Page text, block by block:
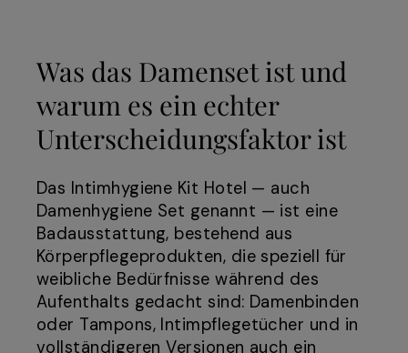
Was das Damenset ist und
warum es ein echter
Unterscheidungsfaktor ist
Das Intimhygiene Kit Hotel — auch
Damenhygiene Set genannt — ist eine
Badausstattung, bestehend aus
Körperpflegeprodukten, die speziell für
weibliche Bedürfnisse während des
Aufenthalts gedacht sind: Damenbinden
oder Tampons, Intimpflegetücher und in
vollständigeren Versionen auch ein